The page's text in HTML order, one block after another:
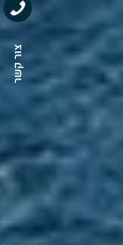
צור קשר